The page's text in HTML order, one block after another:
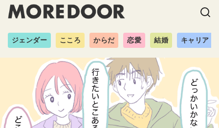
ジェンダー こころ からだ 恋愛 結婚 キャリア